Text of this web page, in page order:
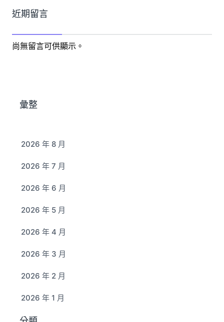
近期留言
尚無留言可供顯示。
彙整
2026 年 8 月
2026 年 7 月
2026 年 6 月
2026 年 5 月
2026 年 4 月
2026 年 3 月
2026 年 2 月
2026 年 1 月